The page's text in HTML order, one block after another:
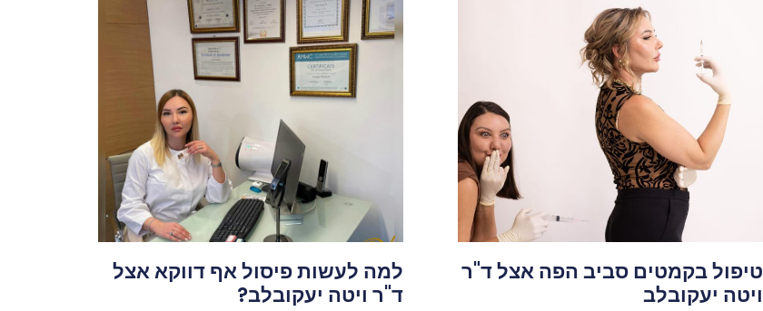
טיפול בקמטים סביב הפה אצל ד"ר
ויטה יעקובלב
למה לעשות פיסול אף דווקא אצל
ד"ר ויטה יעקובלב?